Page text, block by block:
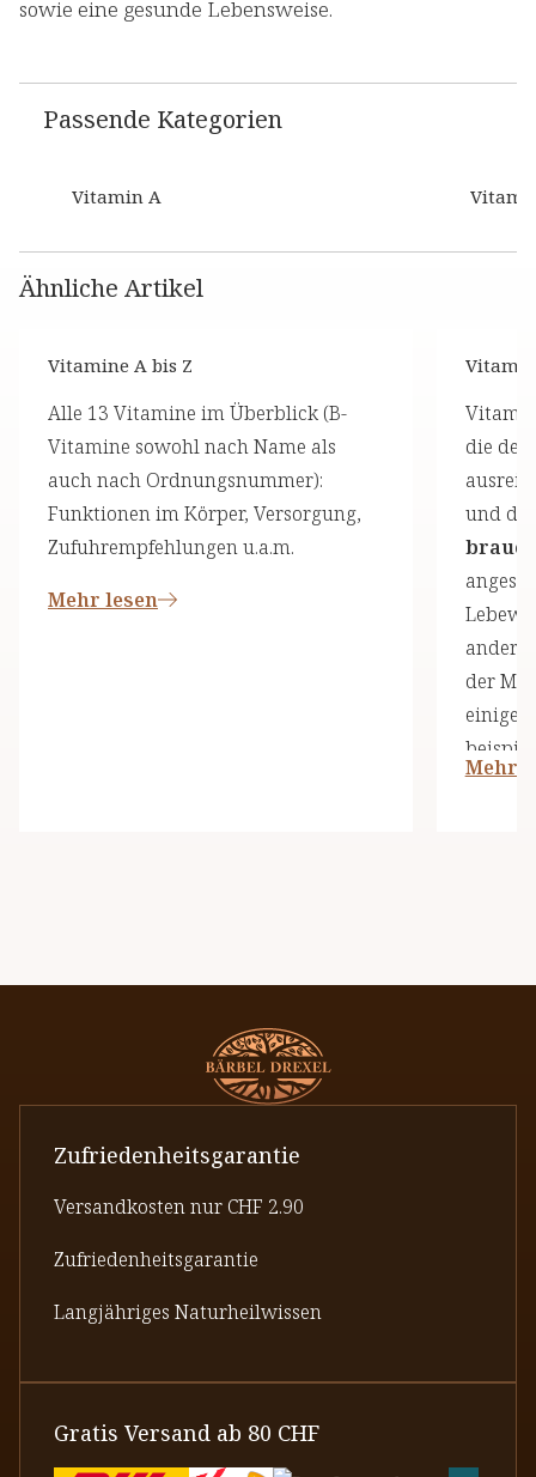
sowie eine gesunde Lebensweise.
Passende Kategorien
Vitamin A
Ähnliche Artikel
Vitamine A bis Z
Alle 13 Vitamine im Überblick (B-
Vitamine sowohl nach Name als
auch nach Ordnungsnummer):
Funktionen im Körper, Versorgung,
Zufuhrempfehlungen u.a.m.
Mehr lesen
die der
und
andere
der
einige
und
Mehr
Zufriedenheitsgarantie
Versandkosten nur CHF 2.90
Zufriedenheitsgarantie
Langjähriges Naturheilwissen
Gratis Versand ab 80 CHF